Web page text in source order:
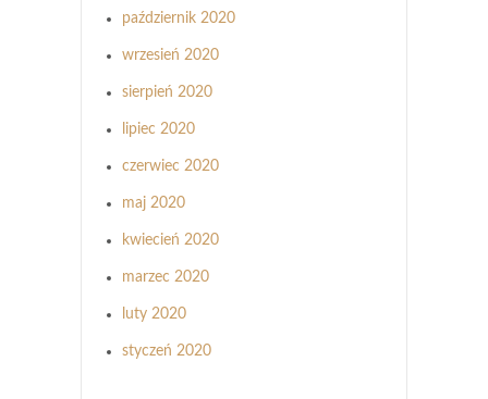
październik 2020
wrzesień 2020
sierpień 2020
lipiec 2020
czerwiec 2020
maj 2020
kwiecień 2020
marzec 2020
luty 2020
styczeń 2020